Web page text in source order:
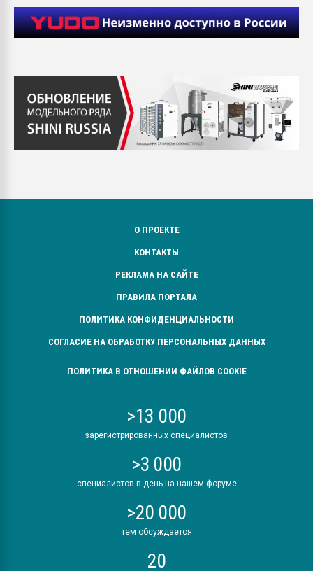
О ПРОЕКТЕ
КОНТАКТЫ
РЕКЛАМА НА САЙТЕ
ПРАВИЛА ПОРТАЛА
ПОЛИТИКА КОНФИДЕНЦИАЛЬНОСТИ
СОГЛАСИЕ НА ОБРАБОТКУ ПЕРСОНАЛЬНЫХ ДАННЫХ
ПОЛИТИКА В ОТНОШЕНИИ ФАЙЛОВ COOKIE
>13 000
зарегистрированных специалистов
>3 000
специалистов в день на нашем форуме
>20 000
тем обсуждается
20